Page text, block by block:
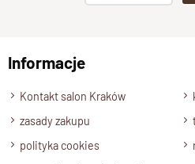
Dzięki litej strukturze materiału jest
odporne na uszkodzenia
W stylu
jadalni i salonu
Wyślij opinię
Informacje
Kontakt salon Kraków
zasady zakupu
polityka cookies